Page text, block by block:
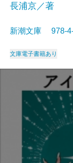
長浦京／著
新潮文庫 978-
文庫電子書籍あり